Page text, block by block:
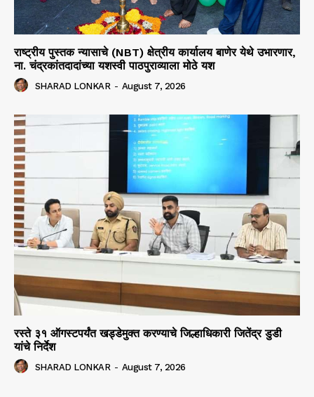
राष्ट्रीय पुस्तक न्यासाचे (NBT) क्षेत्रीय कार्यालय बाणेर येथे उभारणार,
ना. चंद्रकांतदादांच्या यशस्वी पाठपुराव्याला मोठे यश
SHARAD LONKAR - August 7, 2026
रस्ते ३१ ऑगस्टपर्यंत खड्डेमुक्त करण्याचे जिल्हाधिकारी जितेंद्र डुडी
यांचे निर्देश
SHARAD LONKAR - August 7, 2026